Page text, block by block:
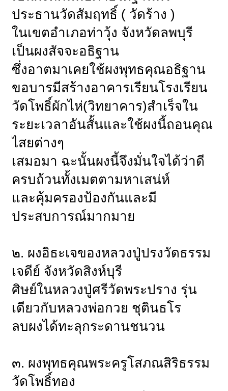
ประธานวัดสัมฤทธิ์ ( วัดร้าง )
ในเขตอำเภอท่าวุ้ง จังหวัดลพบุรี
เป็นผงสัจจะอธิฐาน
ซึ่งอาตมาเคยใช้ผงพุทธคุณอธิฐาน
ขอบารมีสร้างอาคารเรียนโรงเรียน
วัดโพธิ์ผักไห่(วิทยาคาร)สำเร็จใน
ระยะเวลาอันสั้นและใช้ผงนี้ถอนคุณ
ไสยต่างๆ
เสมอมา ฉะนั้นผงนี้จึงมั่นใจได้ว่าดี
ครบถ้วนทั้งเมตตามหาเสน่ห์
และคุ้มครองป้องกันและมี
ประสบการณ์มากมาย
๒. ผงอิธะเจของหลวงปู่ปรงวัดธรรม
เจดีย์ จังหวัดสิงห์บุรี
ศิษย์ในหลวงปู่ศรีวัดพระปราง รุ่น
เดียวกับหลวงพ่อกวย ชุตินธโร
ลบผงได้ทะลุกระดานชนวน
๓. ผงพุทธคุณพระครูโสภณสิริธรรม
วัดโพธิ์ทอง